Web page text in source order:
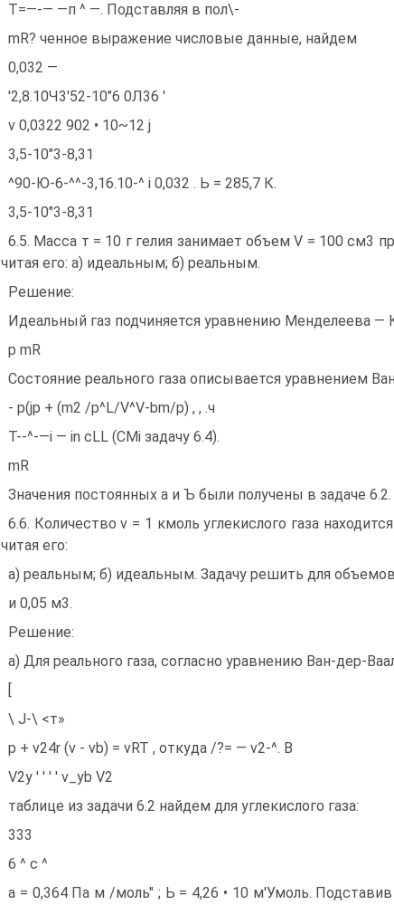
Т=—-— —п ^ —. Подставляя в пол\-
mR? ченное выражение числовые данные, найдем
0,032 —
'2,8.10Ч3'52-10"6 0Л36 '
v 0,0322 902 • 10~12 j
3,5-10"3-8,31
^90-Ю-6-^^-3,16.10-^ і 0,032 . Ь = 285,7 К.
3,5-10"3-8,31
6.5. Масса т = 10 г гелия занимает объем V = 100 см3
его: а) идеальным; б) реальным.
Решение:
Идеальный газ подчиняется уравнению Менделеева —
р mR
Состояние реального газа описывается уравнением
- p(jp + (m2 /p^L/V^V-bm/р) , , .ч
Т--^-—і — in cLL (СМі задачу 6.4).
mR
Значения постоянных а и Ъ были получены в задаче
6.6. Количество v = 1 кмоль углекислого газа
его:
а) реальным; б) идеальным. Задачу решить для
и 0,05 м3.
Решение:
а) Для реального газа, согласно уравнению Ван-дер-
[
\ J-\ <т»
p + v24r (v - vb) = vRT , откуда /?= — v2-^. В
V2y ' ' ' ' v_yb V2
таблице из задачи 6.2 найдем для углекислого газа:
333
6 ^ с ^
а = 0,364 Па м /моль" ; Ь = 4,26 • 10 м'Умоль.